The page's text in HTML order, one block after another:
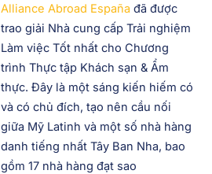
Alliance Abroad España đã được
trao giải Nhà cung cấp Trải nghiệm
Làm việc Tốt nhất cho Chương
trình Thực tập Khách sạn & Ẩm
thực. Đây là một sáng kiến hiếm có
và có chủ đích, tạo nên cầu nối
giữa Mỹ Latinh và một số nhà hàng
danh tiếng nhất Tây Ban Nha, bao
gồm 17 nhà hàng đạt sao